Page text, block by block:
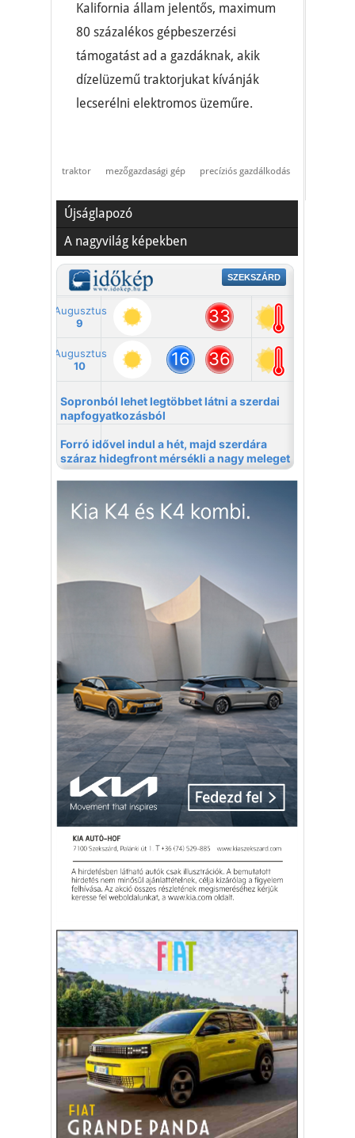
Kalifornia állam jelentős, maximum
80 százalékos gépbeszerzési
támogatást ad a gazdáknak, akik
dízelüzemű traktorjukat kívánják
lecserélni elektromos üzeműre.
traktor mezőgazdasági gép precíziós gazdálkodás
Újságlapozó
A nagyvilág képekben